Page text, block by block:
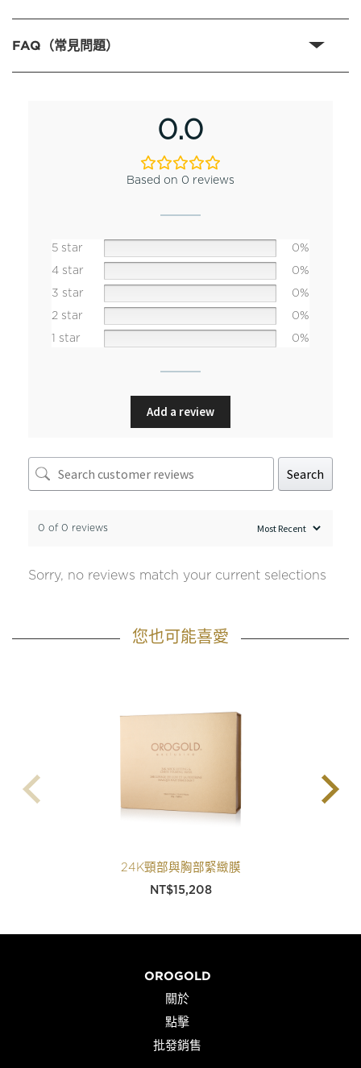
FAQ（常見問題）
0.0
Based on 0 reviews
5 star
0%
4 star
0%
3 star
0%
2 star
0%
1 star
0%
Add a review
Search
0 of 0 reviews
Sorry, no reviews match your current selections
您也可能喜愛
24K頸部與胸部緊緻膜
NT$15,208
OROGOLD
關於
點擊
批發銷售